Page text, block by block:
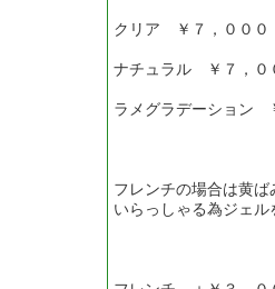
クリア ￥７，０００
ナチュラル ￥７，０
ラメグラデーション
フレンチの場合は黄
いらっしゃる為ジェ